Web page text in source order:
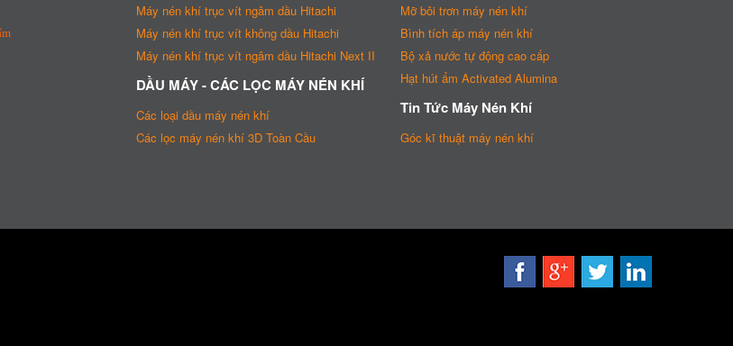
Máy nén khí trục vít ngâm dầu Hitachi
Máy nén khí trục vít không dầu Hitachi
Máy nén khí trục vít ngâm dầu Hitachi Next II
DẦU MÁY - CÁC LỌC MÁY NÉN KHÍ
Các loại dầu máy nén khí
Các lọc máy nén khí 3D Toàn Cầu
Mỡ bôi trơn máy nén khí
Bình tích áp máy nén khí
Bộ xả nước tự động cao cấp
Hạt hút ẩm Activated Alumina
Tin Tức Máy Nén Khí
Góc kĩ thuật máy nén khí